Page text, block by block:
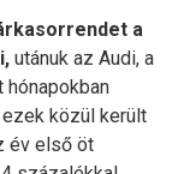
a
utánuk az Audi, a
közül került
év első öt